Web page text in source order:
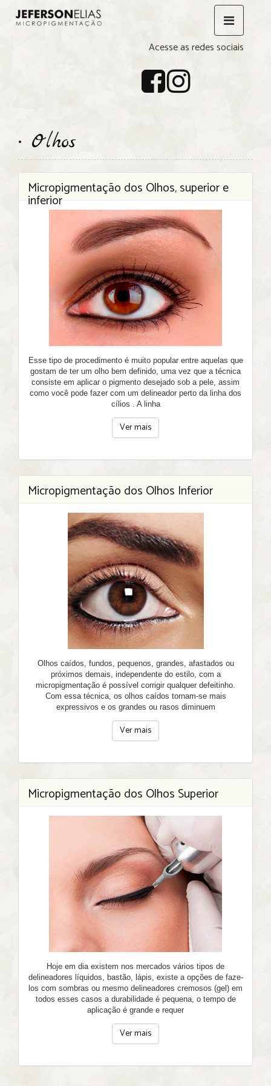
Acesse as redes sociais
• Olhos
Micropigmentação dos Olhos, superior e
inferior
Esse tipo de procedimento é muito popular entre aquelas que
gostam de ter um olho bem definido, uma vez que a técnica
consiste em aplicar o pigmento desejado sob a pele, assim
como você pode fazer com um delineador perto da linha dos
cílios . A linha
Ver mais
Micropigmentação dos Olhos Inferior
Olhos caídos, fundos, pequenos, grandes, afastados ou
próximos demais, independente do estilo, com a
micropigmentação é possível corrigir qualquer defeitinho.
Com essa técnica, os olhos caídos tornam-se mais
expressivos e os grandes ou rasos diminuem
Ver mais
Micropigmentação dos Olhos Superior
Hoje em dia existem nos mercados vários tipos de
delineadores líquidos, bastão, lápis, existe a opções de faze-
los com sombras ou mesmo delineadores cremosos (gel) em
todos esses casos a durabilidade é pequena, o tempo de
aplicação é grande e requer
Ver mais